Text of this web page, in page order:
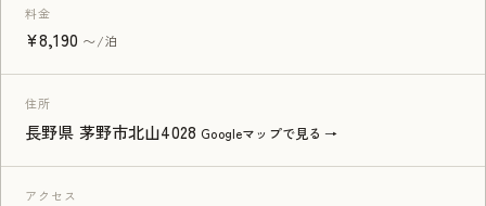
料金
¥8,190 〜/泊
住所
長野県 茅野市北山4028 Googleマップで見る →
アクセス